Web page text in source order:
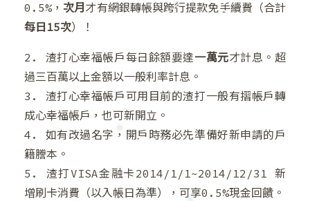
0.5%， 次月 才有網銀轉帳與跨行提款免手續費（合計
每日15次）！
2. 渣打心幸福帳戶每日餘額要達一萬元才計息。超
過三百萬以上金額以一般利率計息。
3. 渣打心幸福帳戶可用目前的渣打一般有摺帳戶轉
成心幸福帳戶，也可新開立。
4. 如有改過名字，開戶時務必先準備好新申請的戶
籍謄本。
5. 渣打VISA金融卡2014/1/1~2014/12/31 新
增刷卡消費（以入帳日為準），可享0.5%現金回饋。
❅
❆